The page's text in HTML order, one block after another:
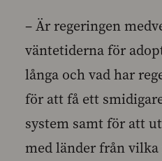
– Är regeringen
väntetiderna för
långa och vad har
för att få ett
system samt för att
med länder från